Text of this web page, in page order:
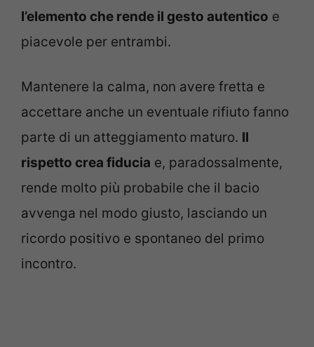
l’elemento che rende il gesto autentico e
piacevole per entrambi.
Mantenere la calma, non avere fretta e
accettare anche un eventuale rifiuto fanno
parte di un atteggiamento maturo. Il
rispetto crea fiducia e, paradossalmente,
rende molto più probabile che il bacio
avvenga nel modo giusto, lasciando un
ricordo positivo e spontaneo del primo
incontro.